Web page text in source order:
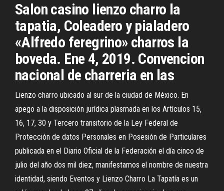
Salon casino lienzo charro la
tapatia, Coleadero y pialadero
«Alfredo feregrino» charros la
boveda. Ene 4, 2019. Convencion
nacional de charreria en las
Lienzo charro ubicado al sur de la ciudad de México. En
apego a la disposición jurídica plasmada en los Artículos 15,
16, 17, 30 y Tercero transitorio de la Ley Federal de
Protección de datos Personales en Posesión de Particulares
publicada en el Diario Oficial de la Federación el día cinco de
julio del año dos mil diez, manifestamos el nombre de nuestra
identidad, siendo Eventos y Lienzo Charro La Tapatía es un